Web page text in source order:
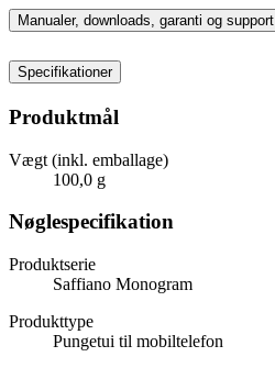
Manualer, downloads, garanti og support
Specifikationer
Produktmål
Vægt (inkl. emballage)
100,0 g
Nøglespecifikation
Produktserie
Saffiano Monogram
Produkttype
Pungetui til mobiltelefon